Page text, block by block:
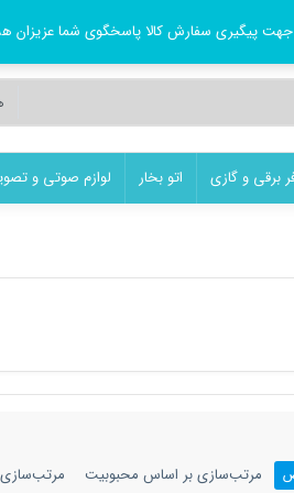
برقی و گازی اتو بخار لوازم صوتی و
مرتب‌سازی بر اساس محبوبیت مرتب‌سازی